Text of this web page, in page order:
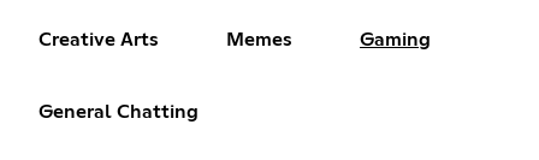
Creative Arts Memes Gaming
General Chatting